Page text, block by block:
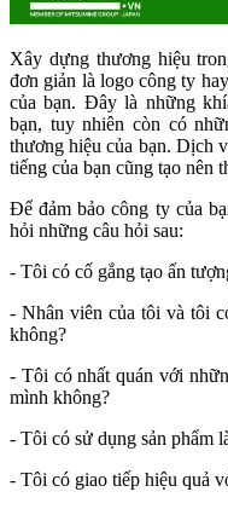
Xây dựng thương hiệu
đơn giản là logo công ty
của bạn. Đây là những
bạn, tuy nhiên còn có
thương hiệu của bạn. Dịch
tiếng của bạn cũng tạo nên
Để đảm bảo công ty của
hỏi những câu hỏi sau:
- Tôi có cố gắng tạo ấn
- Nhân viên của tôi và tôi
không?
- Tôi có nhất quán với
mình không?
- Tôi có sử dụng sản phẩm
- Tôi có giao tiếp hiệu quả